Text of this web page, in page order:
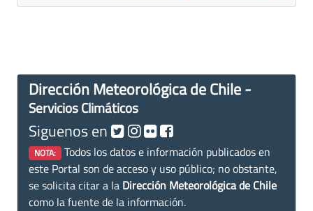
Dirección Meteorológica de Chile -
Servicios Climáticos
Siguenos en
NOTA: Todos los datos e información publicados en
este Portal son de acceso y uso público; no obstante,
se solicita citar a la Dirección Meteorológica de Chile
como la fuente de la información.